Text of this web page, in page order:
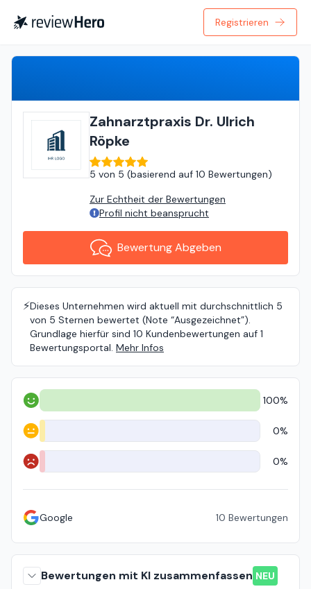
Registrieren
Zahnarztpraxis Dr. Ulrich
Röpke
5 von 5 (basierend auf 10 Bewertungen)
Zur Echtheit der Bewertungen
Profil nicht beansprucht
Bewertung Abgeben
⚡️Dieses Unternehmen wird aktuell mit durchschnittlich 5
von 5 Sternen bewertet (Note “Ausgezeichnet”).
Grundlage hierfür sind 10 Kundenbewertungen auf 1
Bewertungsportal. Mehr Infos
Positiv 100%
Neutral 0%
Negativ 0%
Google 10 Bewertungen
Bewertungen mit KI zusammenfassen NEU